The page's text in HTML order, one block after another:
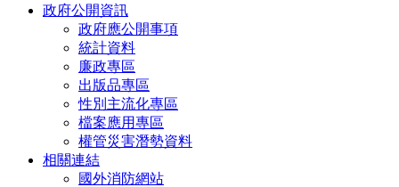
政府公開資訊
政府應公開事項
統計資料
廉政專區
出版品專區
性別主流化專區
檔案應用專區
權管災害潛勢資料
相關連結
國外消防網站